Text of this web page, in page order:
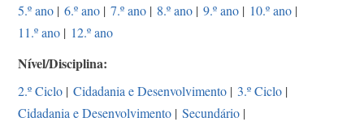
5.º ano | 6.º ano | 7.º ano | 8.º ano | 9.º ano | 10.º ano |
11.º ano | 12.º ano
Nível/Disciplina
2.º Ciclo | Cidadania e Desenvolvimento | 3.º Ciclo |
Cidadania e Desenvolvimento | Secundário |